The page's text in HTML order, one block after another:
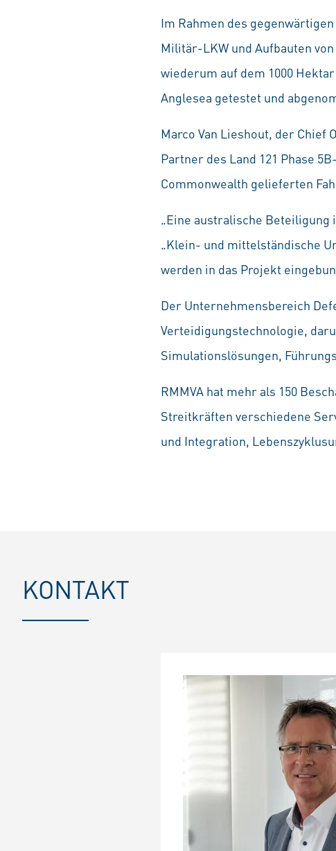
Im Rahmen des
Militär-LKW und Aufbauten
wiederum auf dem 1000
Anglesea getestet und
Marco Van Lieshout, der Chief
Partner des Land 121 Phase
Commonwealth gelieferten
„Eine australische Beteiligung
„Klein- und mittelständische
werden in das Projekt
Der Unternehmensbereich
Verteidigungstechnologie,
Simulationslösungen,
RMMVA hat mehr als 150
Streitkräften verschiedene
und Integration,
KONTAKT